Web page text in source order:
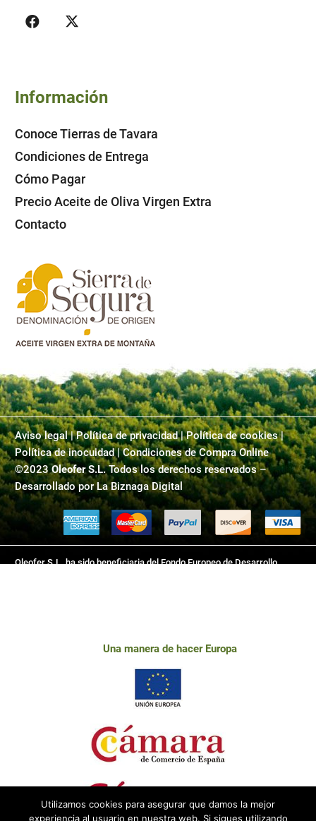
Información
Conoce Tierras de Tavara
Condiciones de Entrega
Cómo Pagar
Precio Aceite de Oliva Virgen Extra
Contacto
Aviso legal|Política de privacidad|Política de cookies |
Política de inocuidad | Condiciones de Compra Online
©2023Oleofer S.L.Todos los derechos reservados –
Desarrollado porLa Biznaga Digital
Oleofer S.L. ha sido beneficiaria del Fondo Europeo de Desarrollo
Una manera de hacer Europa
Utilizamos cookies para asegurar que damos la mejor
experiencia al usuario en nuestra web. Si sigues utilizando